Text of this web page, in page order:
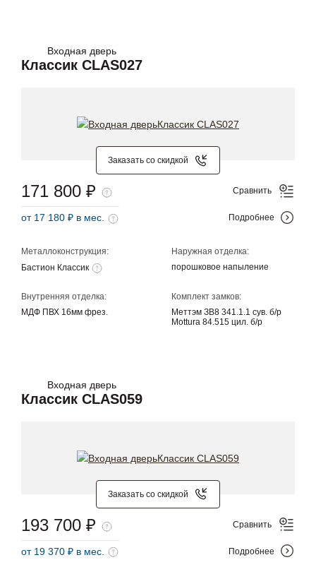
Входная дверь
Классик CLAS027
Заказать со скидкой
Металлоконструкция:
Бастион Классик
Наружная отделка:
порошковое напыление
Внутренняя отделка:
МДФ ПВХ 16мм фрез.
Комплект замков:
Меттэм ЗВ8 341.1.1 сув. б/р
Mottura 84.515 цил. б/р
171 800 ₽
от 17 180 ₽ в мес.
Сравнить
Подробнее
Входная дверь
Классик CLAS059
Заказать со скидкой
193 700 ₽
от 19 370 ₽ в мес.
Сравнить
Подробнее